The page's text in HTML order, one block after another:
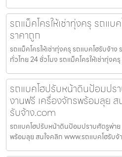
รถแม็คโครให้เช่าทุ่งครุ รถแบ
ราคาถูก
รถแม็คโครให้เช่าทุ่งครุ รถแบคโฮรับจ้าง
ทั่วไทย 24 ชั่วโมง รถแม็คโครให้เช่าทุ่งค
รถแบคโฮปรับหน้าดินป้อมปร
งานฟรี เครื่องจักรพร้อมลุย
รับจ้าง.com
รถแบคโฮปรับหน้าดินป้อมปราบศัตรูพ่าย
พร้อมลุย สนใจคลิก www.รถแบคโฮรับจ้